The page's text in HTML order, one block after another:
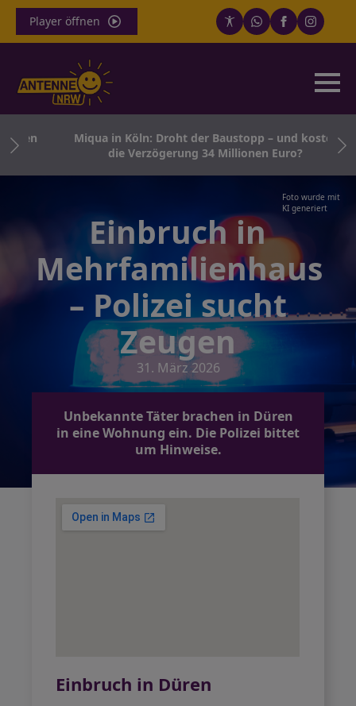
Player öffnen
Miqua in Köln: Droht der Baustopp – und kostet
die Verzögerung 34 Millionen Euro?
Foto wurde mit
KI generiert
Einbruch in
Mehrfamilienhaus
– Polizei sucht
Zeugen
31. März 2026
Unbekannte Täter brachen in Düren
in eine Wohnung ein. Die Polizei bittet
um Hinweise.
Einbruch in Düren